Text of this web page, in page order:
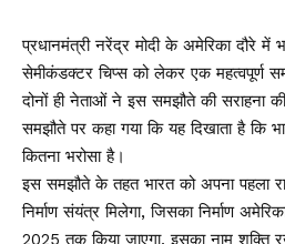
प्रधानमंत्री नरेंद्र मोदी के अमेरिका दौरे
सेमीकंडक्टर चिप्स को लेकर एक महत्वपूर्ण
दोनों ही नेताओं ने इस समझौते की सराहना
समझौते पर कहा गया कि यह दिखाता है कि
कितना भरोसा है।
इस समझौते के तहत भारत को अपना पहला
निर्माण संयंत्र मिलेगा, जिसका निर्माण
2025 तक किया जाएगा, इसका नाम शक्ति